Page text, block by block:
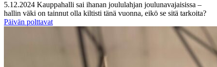
5.12.2024 Kauppahalli sai ihanan joululahjan joulunavajaisissa –
hallin väki on tainnut olla kiltisti tänä vuonna, eikö se sitä tarkoita?
Päivän polttavat